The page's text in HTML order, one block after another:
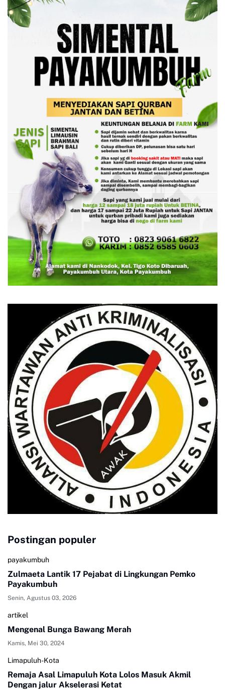
Postingan populer
payakumbuh
Zulmaeta Lantik 17 Pejabat di Lingkungan Pemko
Payakumbuh
Senin, Agustus 03, 2026
artikel
Mengenal Bunga Bawang Merah
Kamis, Mei 30, 2024
Limapuluh-Kota
Remaja Asal Limapuluh Kota Lolos Masuk Akmil
Dengan jalur Akselerasi Ketat